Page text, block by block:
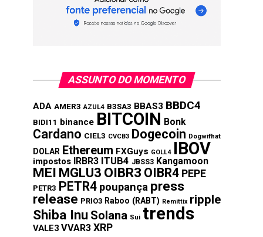
ASSUNTO DO MOMENTO
ADA AMER3 AZUL4 B3SA3 BBAS3 BBDC4
BIDI11 binance BITCOIN Bonk
Cardano CIEL3 CVCB3 Dogecoin Dogwifhat
DOLAR Ethereum FXGuys GOLL4 IBOV
impostos IRBR3 ITUB4 JBSS3 Kangamoon
MEI MGLU3 OIBR3 OIBR4 PEPE
PETR3 PETR4 poupança press
release PRIO3 Raboo (RABT) Remittix ripple
Shiba Inu Solana Sui trends
VALE3 VVAR3 XRP